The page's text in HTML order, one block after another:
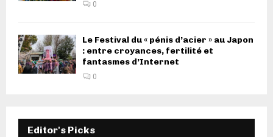
0
Le Festival du « pénis d’acier » au Japon
: entre croyances, fertilité et
fantasmes d’Internet
0
Editor's Picks